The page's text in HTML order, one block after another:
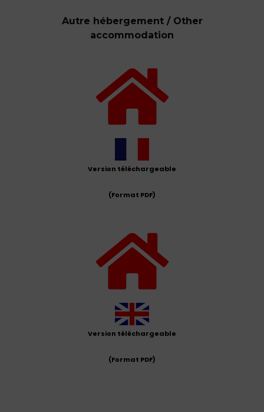
Autre hébergement / Other
accommodation
Version téléchargeable
(Format PDF)
Version téléchargeable
(Format PDF)